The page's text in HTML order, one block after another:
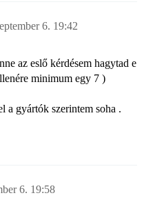
6. 19:42
az eslő kérdésem hagytad e
minimum egy 7 )
a gyártók szerintem soha .
6. 19:58